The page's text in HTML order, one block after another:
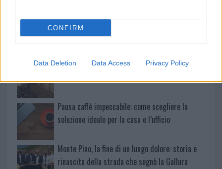
CONFIRM
Data Deletion Data Access Privacy Policy
Calangianus, dopo le polemiche il centro
accoglienza minori chiude
Olbia, divieto di sosta contro spaccio e degrado:
Pausa caffè impeccabile: come scegliere la
soluzione ideale per la casa e l’ufficio
Monte Pino, la fine di un lungo dolore: storia e
rinascita della strada che segnò la Gallura